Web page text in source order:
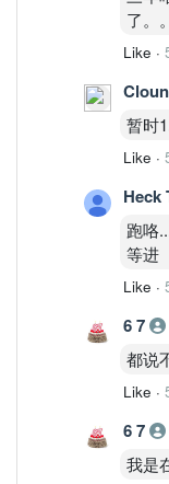
了。
Like ·
暂时
Like ·
Heck
跑咯
等进
Like ·
6 7
都说
Like ·
6 7
我是